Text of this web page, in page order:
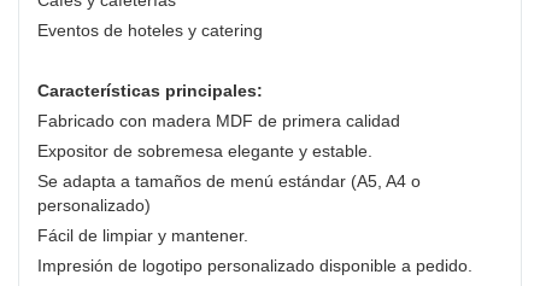
Eventos de hoteles y catering
Características principales:
Fabricado con madera MDF de primera calidad
Expositor de sobremesa elegante y estable.
Se adapta a tamaños de menú estándar (A5, A4 o
personalizado)
Fácil de limpiar y mantener.
Impresión de logotipo personalizado disponible a pedido.